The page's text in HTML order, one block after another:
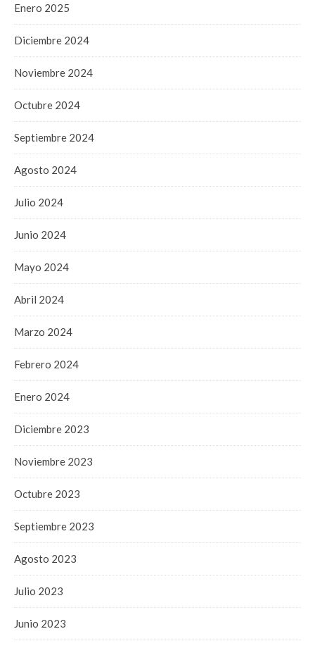
Enero 2025
Diciembre 2024
Noviembre 2024
Octubre 2024
Septiembre 2024
Agosto 2024
Julio 2024
Junio 2024
Mayo 2024
Abril 2024
Marzo 2024
Febrero 2024
Enero 2024
Diciembre 2023
Noviembre 2023
Octubre 2023
Septiembre 2023
Agosto 2023
Julio 2023
Junio 2023